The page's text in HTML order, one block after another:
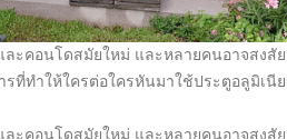
ละคอนโดสมัยใหม่ และหลายคนอาจสง
ที่ทำให้ใครต่อใครหันมาใช้ประตูอลูมิเนี
ละคอนโดสมัยใหม่ และหลายคนอาจสง